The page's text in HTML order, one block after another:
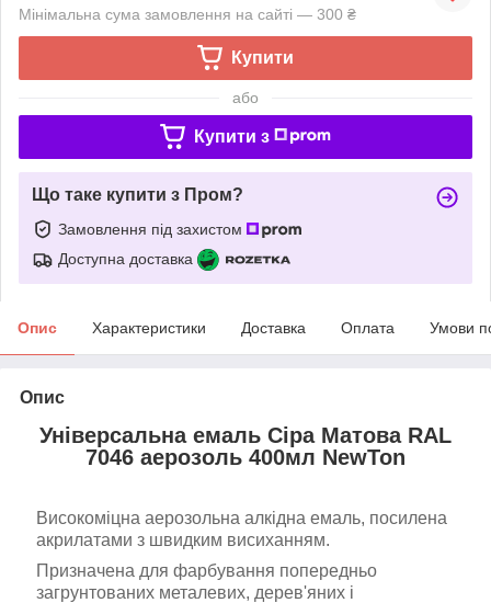
Мінімальна сума замовлення на сайті — 300 ₴
Купити
або
Купити з
Що таке купити з Пром?
Замовлення під захистом
Доступна доставка
Опис Характеристики Доставка Оплата Умови
Опис
Універсальна емаль Сіра Матова RAL
7046 аерозоль 400мл NewTon
Високоміцна аерозольна алкідна емаль, посилена
акрилатами з швидким висиханням.
Призначена для фарбування попередньо
загрунтованих металевих, дерев'яних і